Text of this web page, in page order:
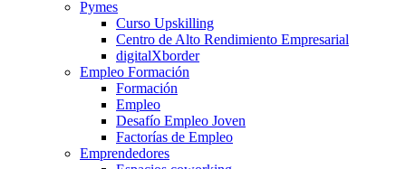
Pymes
Curso Upskilling
Centro de Alto Rendimiento Empresarial
digitalXborder
Empleo Formación
Formación
Empleo
Desafío Empleo Joven
Factorías de Empleo
Emprendedores